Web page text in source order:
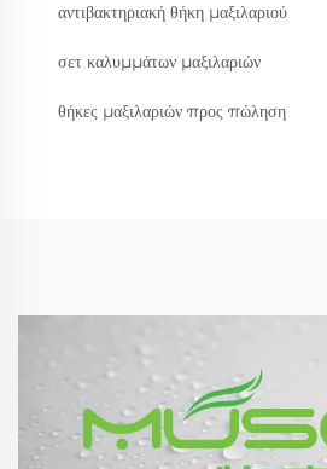
αντιβακτηριακή θήκη μαξιλαριού
σετ καλυμμάτων μαξιλαριών
θήκες μαξιλαριών προς πώληση